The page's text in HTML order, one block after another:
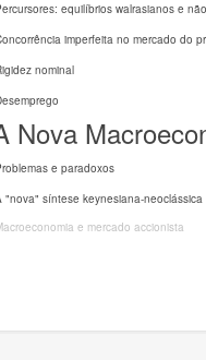
equilíbrios walrasianos e não
imperfeita no mercado do
nominal
e paradoxos
síntese keynesiana-neoclássica
e mercado accionista